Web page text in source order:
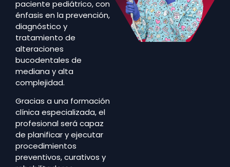
paciente pediátrico, con
énfasis en la prevención,
diagnóstico y
tratamiento de
alteraciones
bucodentales de
mediana y alta
complejidad.
Gracias a una formación
clínica especializada, el
profesional será capaz
de planificar y ejecutar
procedimientos
preventivos, curativos y